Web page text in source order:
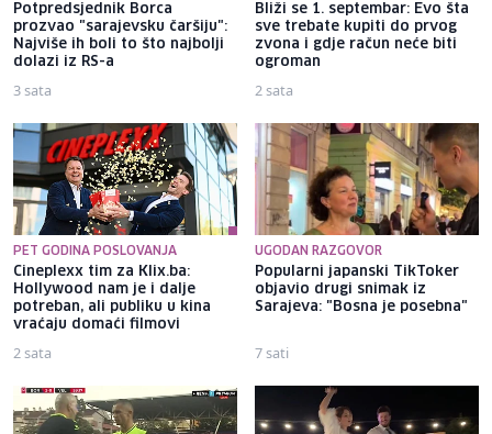
Potpredsjednik Borca
prozvao "sarajevsku čaršiju":
Najviše ih boli to što najbolji
dolazi iz RS-a
3 sata
Bliži se 1. septembar: Evo šta
sve trebate kupiti do prvog
zvona i gdje račun neće biti
ogroman
2 sata
PET GODINA POSLOVANJA
Cineplexx tim za Klix.ba:
Hollywood nam je i dalje
potreban, ali publiku u kina
vraćaju domaći filmovi
2 sata
UGODAN RAZGOVOR
Popularni japanski TikToker
objavio drugi snimak iz
Sarajeva: "Bosna je posebna"
7 sati